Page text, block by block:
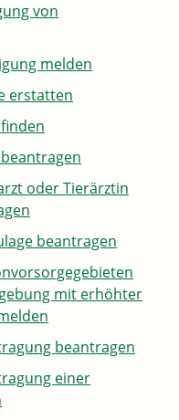
von
melden
erstatten
oder Tierärztin
beantragen
mit erhöhter
beantragen
einer